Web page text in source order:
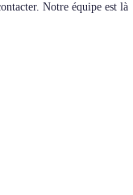
Notre équipe est là